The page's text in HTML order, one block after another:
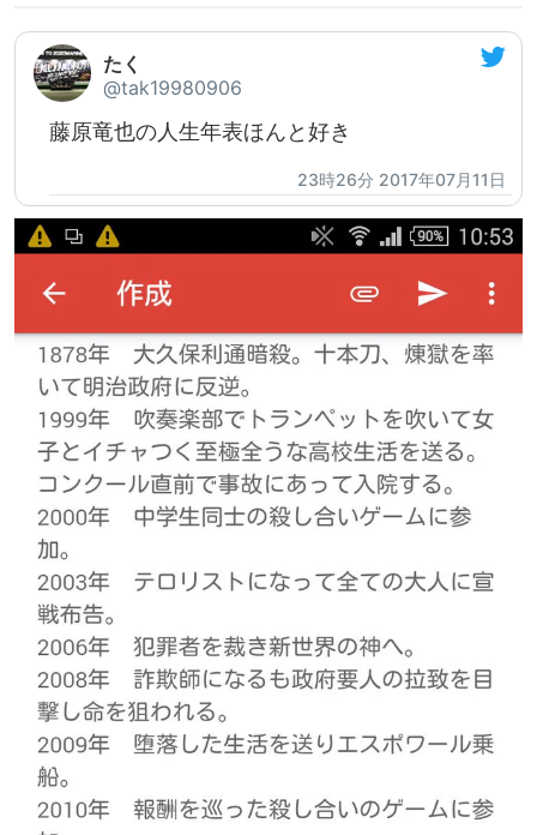
たく
@tak19980906
藤原竜也の人生年表ほんと好き
23時26分 2017年07月11日